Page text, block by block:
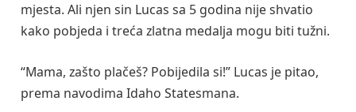
mjesta. Ali njen sin Lucas sa 5 godina nije shvatio
kako pobjeda i treća zlatna medalja mogu biti tužni.
“Mama, zašto plačeš? Pobijedila si!” Lucas je pitao,
prema navodima Idaho Statesmana.